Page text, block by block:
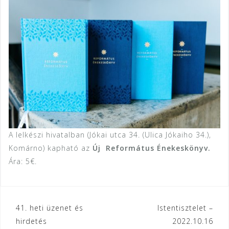
A lelkészi hivatalban (Jókai utca 34. (Ulica Jókaiho 34.),
Komárno) kapható az Új Református Énekeskönyv.
Ára: 5€.
Bejegyzés
41. heti üzenet és
hirdetés
Istentisztelet –
2022.10.16